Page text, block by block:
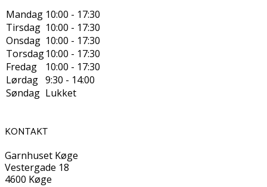
Mandag 10:00 - 17:30
Tirsdag 10:00 - 17:30
Onsdag 10:00 - 17:30
Torsdag10:00 - 17:30
Fredag
10:00 - 17:30
Lørdag 9:30 - 14:00
Søndag Lukket
KONTAKT
Garnhuset Køge
Vestergade 18
4600 Køge